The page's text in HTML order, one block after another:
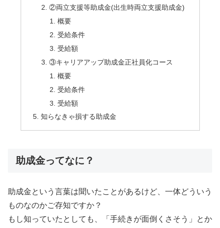
②両立支援等助成金(出生時両立支援助成金)
概要
受給条件
受給額
③キャリアアップ助成金正社員化コース
概要
受給条件
受給額
知らなきゃ損する助成金
助成金ってなに？
助成金という言葉は聞いたことがあるけど、一体どういう
ものなのかご存知ですか？
もし知っていたとしても、「手続きが面倒くさそう」とか